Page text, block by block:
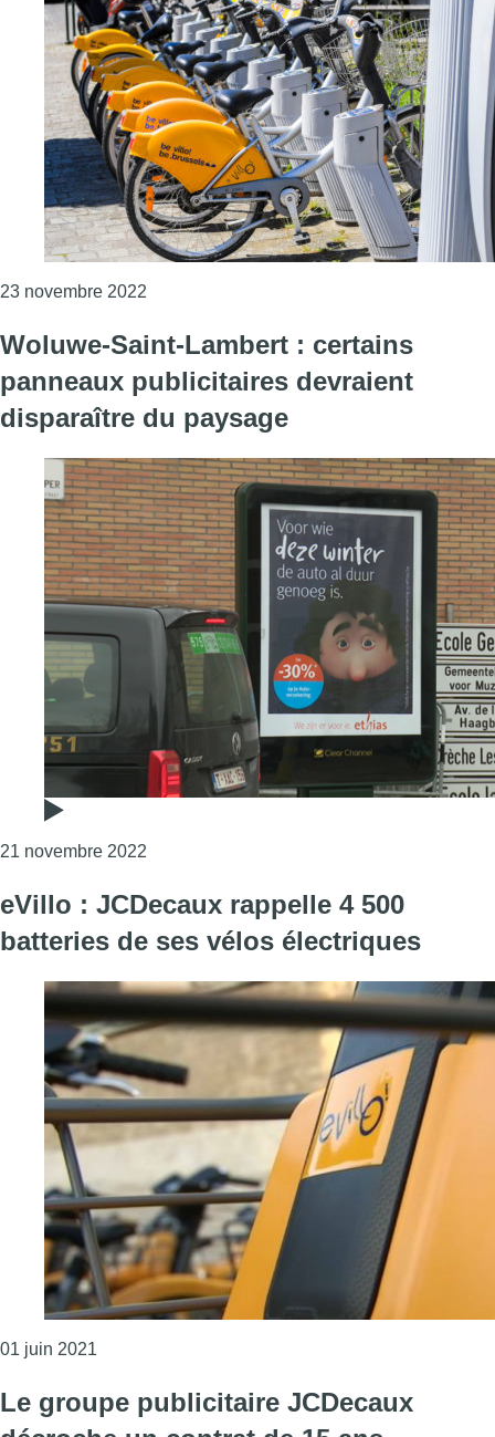
23 novembre 2022
Woluwe-Saint-Lambert : certains
panneaux publicitaires devraient
disparaître du paysage
21 novembre 2022
eVillo : JCDecaux rappelle 4 500
batteries de ses vélos électriques
01 juin 2021
Le groupe publicitaire JCDecaux